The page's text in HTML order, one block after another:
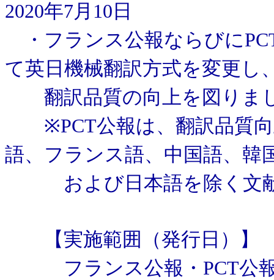
2020年7月10日
・フランス公報ならびに
て英日機械翻訳方式を変更し
翻訳品質の向上を図りま
※PCT公報は、翻訳品質向
語、フランス語、中国語、韓
および日本語を除く文献
【実施範囲（発行日）】
フランス公報・PCT公報